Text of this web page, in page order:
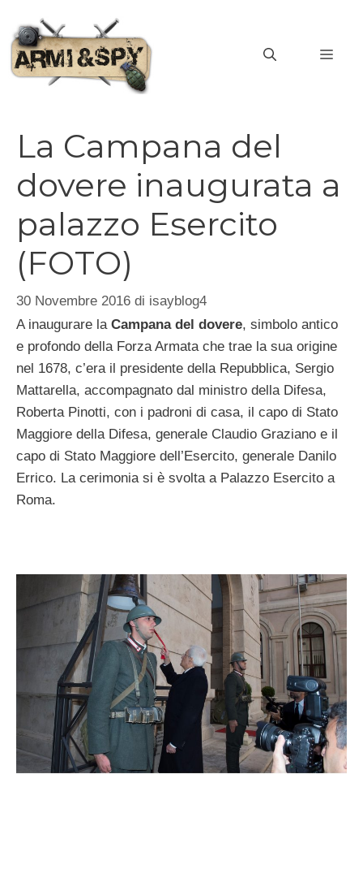
contenuto
La Campana del
dovere inaugurata a
palazzo Esercito
(FOTO)
30 Novembre 2016 di isayblog4
A inaugurare la Campana del dovere, simbolo antico
e profondo della Forza Armata che trae la sua origine
nel 1678, c’era il presidente della Repubblica, Sergio
Mattarella, accompagnato dal ministro della Difesa,
Roberta Pinotti, con i padroni di casa, il capo di Stato
Maggiore della Difesa, generale Claudio Graziano e il
capo di Stato Maggiore dell’Esercito, generale Danilo
Errico. La cerimonia si è svolta a Palazzo Esercito a
Roma.